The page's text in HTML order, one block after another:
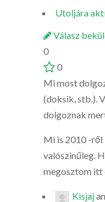
Utoljára
Válasz
0
0
Mi most
(doksik, stb.).
dolgoznak
Mi is 2010 -ről
valószinűleg.
megosztom itt
Kisjaj